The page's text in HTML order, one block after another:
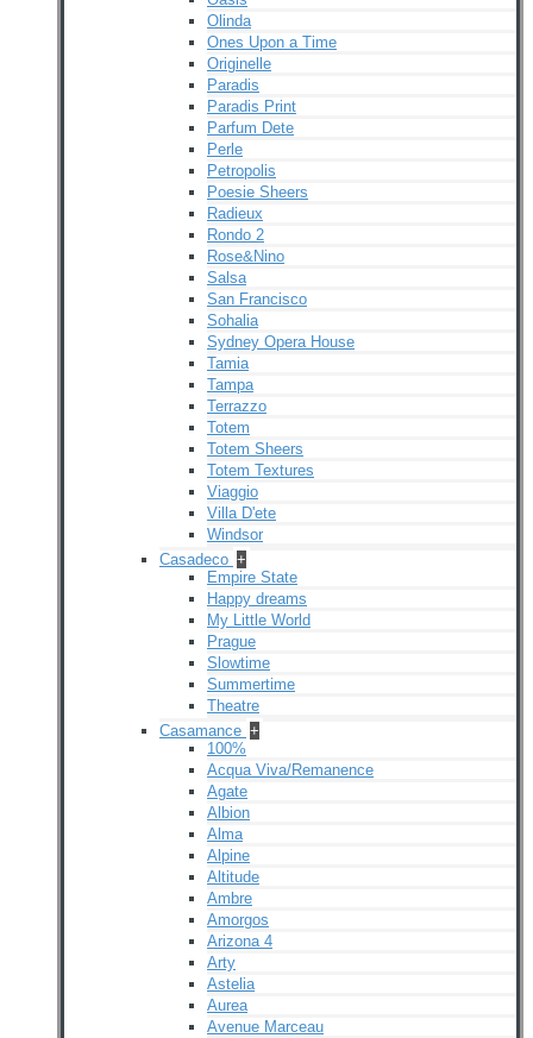
Olinda
Ones Upon a Time
Originelle
Paradis
Paradis Print
Parfum Dete
Perle
Petropolis
Poesie Sheers
Radieux
Rondo 2
Rose&Nino
Salsa
San Francisco
Sohalia
Sydney Opera House
Tamia
Tampa
Terrazzo
Totem
Totem Sheers
Totem Textures
Viaggio
Villa D'ete
Windsor
Casadeco +
Empire State
Happy dreams
My Little World
Prague
Slowtime
Summertime
Theatre
Casamance +
100%
Acqua Viva/Remanence
Agate
Albion
Alma
Alpine
Altitude
Ambre
Amorgos
Arizona 4
Arty
Astelia
Aurea
Avenue Marceau